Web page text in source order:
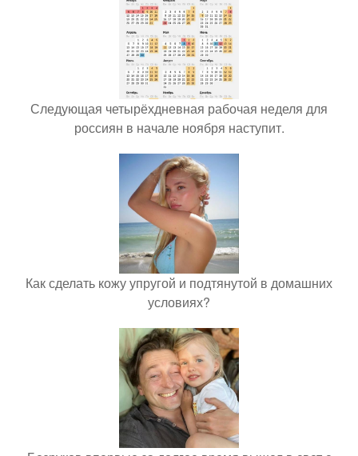
Следующая четырёхдневная рабочая неделя для
россиян в начале ноября наступит.
Как сделать кожу упругой и подтянутой в домашних
условиях?